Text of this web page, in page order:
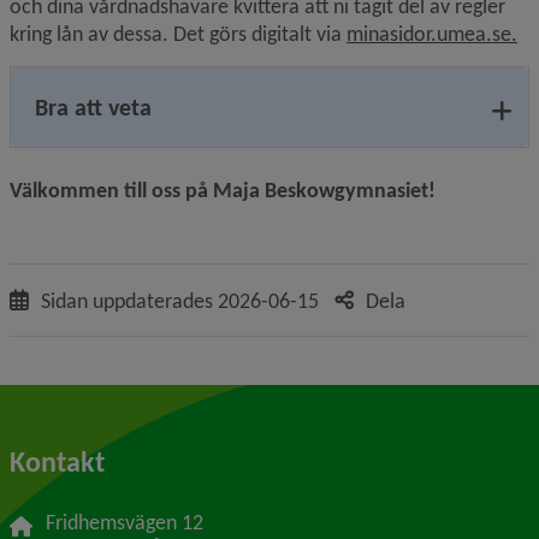
och dina vårdnadshavare kvittera att ni tagit del av regler
kring lån av dessa. Det görs digitalt via minasidor.umea.se.
Bra att veta
Välkommen till oss på Maja Beskowgymnasiet!
Sidan uppdaterades 2026-06-15 Dela
Kontakt
Fridhemsvägen 12